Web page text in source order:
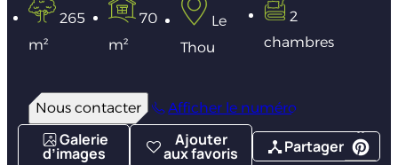
265
m²
70
m²
Le
Thou
2
chambres
Nous contacter Afficher le numéro
Galerie
d’images
Ajouter
aux favoris Partager